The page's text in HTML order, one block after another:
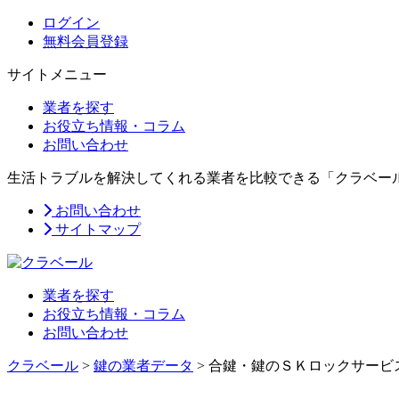
ログイン
無料会員登録
サイトメニュー
業者を探す
お役立ち情報・コラム
お問い合わせ
生活トラブルを解決してくれる業者を比較できる「クラベー
お問い合わせ
サイトマップ
業者を探す
お役立ち情報・コラム
お問い合わせ
クラベール > 鍵の業者データ > 合鍵・鍵のＳＫロックサービ